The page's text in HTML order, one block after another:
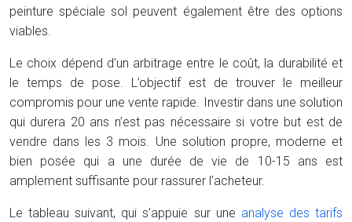
peinture spéciale sol peuvent également être des options
viables.
Le choix dépend d’un arbitrage entre le coût, la durabilité et
le temps de pose. L’objectif est de trouver le meilleur
compromis pour une vente rapide. Investir dans une solution
qui durera 20 ans n’est pas nécessaire si votre but est de
vendre dans les 3 mois. Une solution propre, moderne et
bien posée qui a une durée de vie de 10-15 ans est
amplement suffisante pour rassurer l’acheteur.
Le tableau suivant, qui s’appuie sur une analyse des tarifs